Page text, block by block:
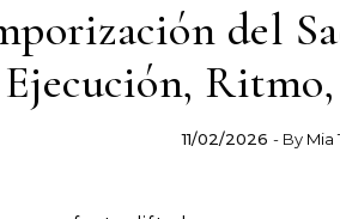
del
Ejecución,
11/02/2026 - By Mia